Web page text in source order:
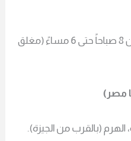
من 8 صباحاً حتى 6 مساءً (مغلق
الهرم (بالقرب من الجيزة).